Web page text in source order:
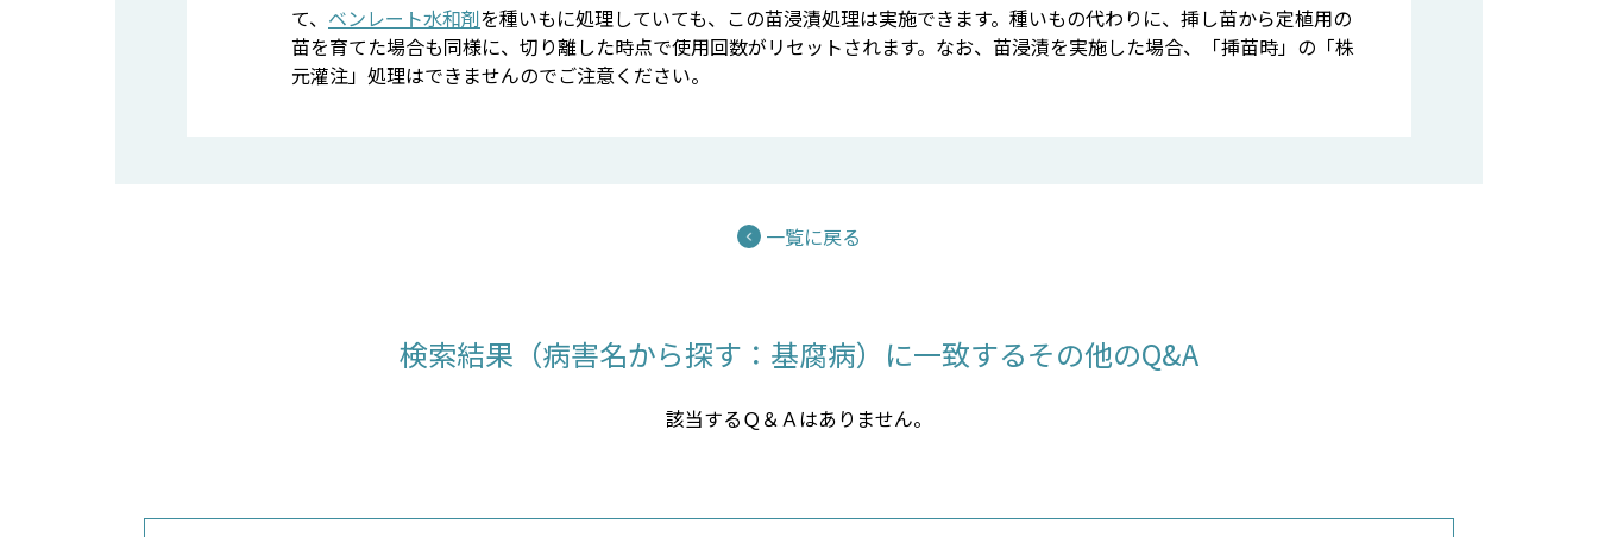
て、 ベンレート水和剤を種いもに処理していても、この苗浸漬処理は実施できます。種いもの代わりに、挿し苗から定植用の
苗を育てた場合も同様に、切り離した時点で使用回数がリセットされます。なお、苗浸漬を実施した場合、「挿苗時」の「株
元灌注」処理はできませんのでご注意ください。
一覧に戻る
検索結果（病害名から探す：基腐病）に一致するその他のQ&A
該当するＱ＆Ａはありません。